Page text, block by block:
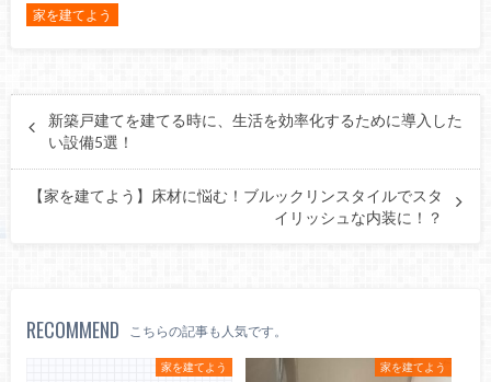
家を建てよう
新築戸建てを建てる時に、生活を効率化するために導入した
い設備5選！
【家を建てよう】床材に悩む！ブルックリンスタイルでスタ
イリッシュな内装に！？
RECOMMEND こちらの記事も人気です。
家を建てよう 家を建てよう